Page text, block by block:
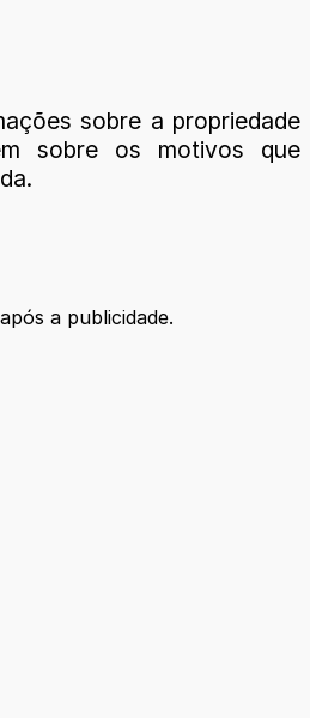
sobre a propriedade
sobre os motivos que
a publicidade.